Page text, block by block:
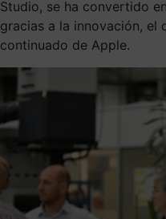
Studio, se ha convertido
gracias a la innovación, el
continuado de Apple.